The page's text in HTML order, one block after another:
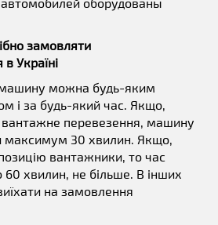
замовляти
Україні
можна будь-яким
і за будь-який час. Якщо,
вантажне перевезення, машину
максимум 30 хвилин. Якщо,
вантажники, то час
хвилин, не більше. В інших
на замовлення